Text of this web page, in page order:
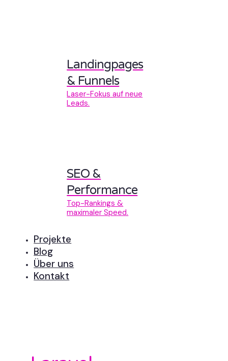
Landingpages
& Funnels
Laser-Fokus auf neue
Leads.
SEO &
Performance
Top-Rankings &
maximaler Speed.
Projekte
Blog
Über uns
Kontakt